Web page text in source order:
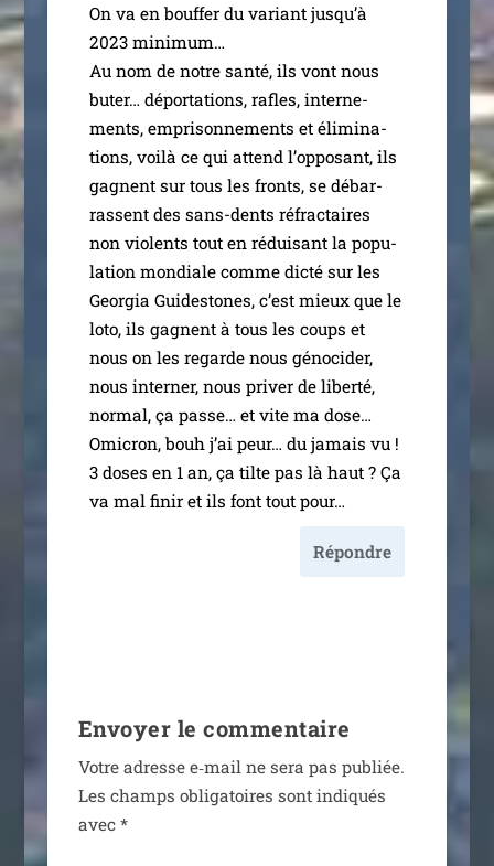
On va en bouf­fer du variant jus­qu’à
2023 mini­mum…
Au nom de notre san­té, ils vont nous
buter… dépor­ta­tions, rafles, inter­ne­
ments, empri­son­ne­ments et éli­mi­na­
tions, voi­là ce qui attend l’op­po­sant, ils
gagnent sur tous les fronts, se débar­
rassent des sans-dents réfrac­taires
non vio­lents tout en rédui­sant la popu­
la­tion mon­diale comme dic­té sur les
Georgia Guidestones, c’est mieux que le
loto, ils gagnent à tous les coups et
nous on les regarde nous géno­ci­der,
nous inter­ner, nous pri­ver de liber­té,
nor­mal, ça passe… et vite ma dose…
Omicron, bouh j’ai peur… du jamais vu !
3 doses en 1 an, ça tilte pas là haut ? Ça
va mal finir et ils font tout pour…
Répondre
Envoyer le commentaire
Votre adresse e‑mail ne sera pas publiée.
Les champs obli­ga­toires sont indi­qués
avec *